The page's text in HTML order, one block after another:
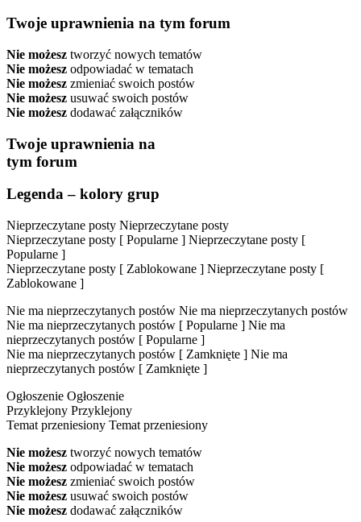
Twoje uprawnienia na tym forum
Nie możesz tworzyć nowych tematów
Nie możesz odpowiadać w tematach
Nie możesz zmieniać swoich postów
Nie możesz usuwać swoich postów
Nie możesz dodawać załączników
Twoje uprawnienia na
tym forum
Legenda – kolory grup
Nieprzeczytane posty Nieprzeczytane posty
Nieprzeczytane posty [ Popularne ] Nieprzeczytane posty [
Popularne ]
Nieprzeczytane posty [ Zablokowane ] Nieprzeczytane posty [
Zablokowane ]
Nie ma nieprzeczytanych postów Nie ma nieprzeczytanych postów
Nie ma nieprzeczytanych postów [ Popularne ] Nie ma
nieprzeczytanych postów [ Popularne ]
Nie ma nieprzeczytanych postów [ Zamknięte ] Nie ma
nieprzeczytanych postów [ Zamknięte ]
Ogłoszenie Ogłoszenie
Przyklejony Przyklejony
Temat przeniesiony Temat przeniesiony
Nie możesz tworzyć nowych tematów
Nie możesz odpowiadać w tematach
Nie możesz zmieniać swoich postów
Nie możesz usuwać swoich postów
Nie możesz dodawać załączników